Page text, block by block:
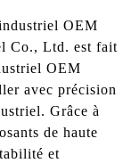
OEM
Co., Ltd. est fait
OEM
avec précision
Grâce à
de haute
et